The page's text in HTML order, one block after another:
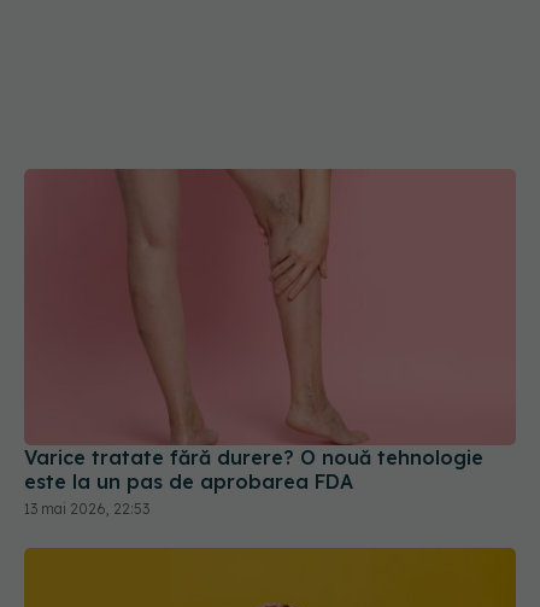
Varice tratate fără durere? O nouă tehnologie
este la un pas de aprobarea FDA
13 mai 2026, 22:53